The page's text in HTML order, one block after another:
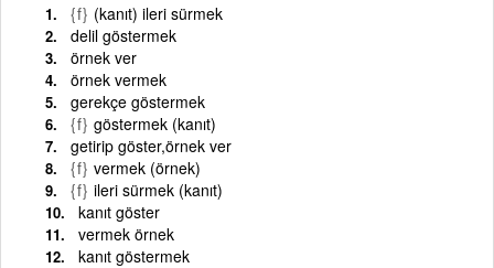
{f} (kanıt) ileri sürmek
delil göstermek
örnek ver
örnek vermek
gerekçe göstermek
{f} göstermek (kanıt)
getirip göster,örnek ver
{f} vermek (örnek)
{f} ileri sürmek (kanıt)
kanıt göster
vermek örnek
kanıt göstermek